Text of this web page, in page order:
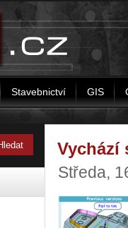
Stavebnictví GIS
Vychází
Středa,